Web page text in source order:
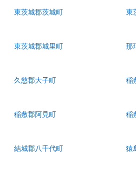
東茨城郡茨城町 東
東茨城郡城里町 那
久慈郡大子町 稲
稲敷郡阿見町 稲
結城郡八千代町 猿